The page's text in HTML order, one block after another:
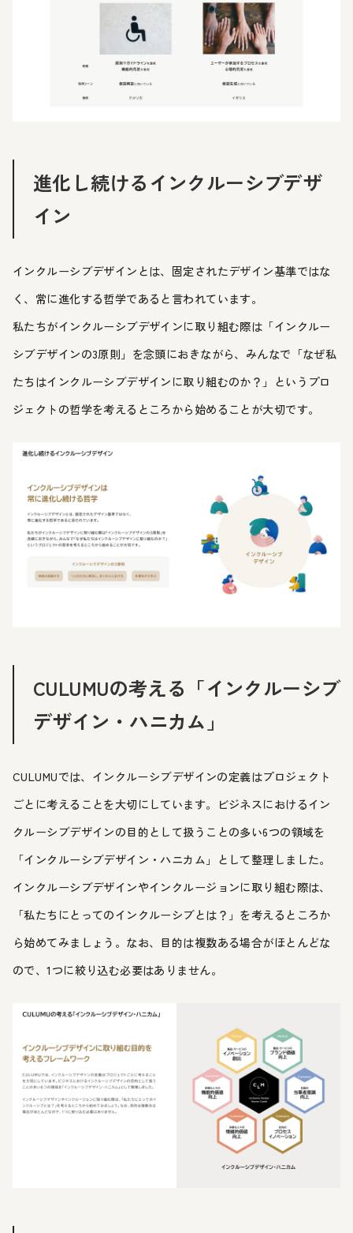
進化し続けるインクルーシブデザ
イン
インクルーシブデザインとは、固定されたデザイン基準ではな
く、常に進化する哲学であると言われています。
私たちがインクルーシブデザインに取り組む際は「インクルー
シブデザインの3原則」を念頭におきながら、みんなで「なぜ私
たちはインクルーシブデザインに取り組むのか？」というプロ
ジェクトの哲学を考えるところから始めることが大切です。
CULUMUの考える「インクルーシブ
デザイン・ハニカム」
CULUMUでは、インクルーシブデザインの定義はプロジェクト
ごとに考えることを大切にしています。ビジネスにおけるイン
クルーシブデザインの目的として扱うことの多い6つの領域を
「インクルーシブデザイン・ハニカム」として整理しました。
インクルーシブデザインやインクルージョンに取り組む際は、
「私たちにとってのインクルーシブとは？」を考えるところか
ら始めてみましょう。なお、目的は複数ある場合がほとんどな
ので、1つに絞り込む必要はありません。